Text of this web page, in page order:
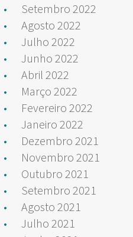
Setembro 2022
Agosto 2022
Julho 2022
Junho 2022
Abril 2022
Março 2022
Fevereiro 2022
Janeiro 2022
Dezembro 2021
Novembro 2021
Outubro 2021
Setembro 2021
Agosto 2021
Julho 2021